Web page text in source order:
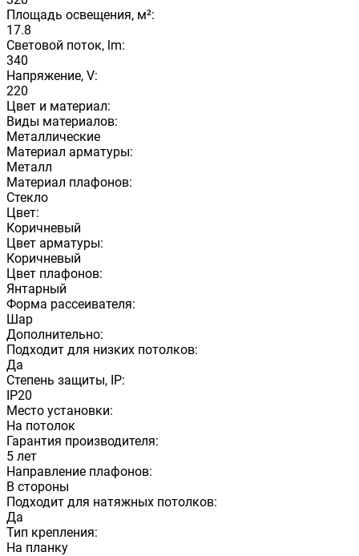
Площадь освещения, м²:
17.8
Световой поток, lm:
340
Напряжение, V:
220
Цвет и материал:
Виды материалов:
Металлические
Материал арматуры:
Металл
Материал плафонов:
Стекло
Цвет:
Коричневый
Цвет арматуры:
Коричневый
Цвет плафонов:
Янтарный
Форма рассеивателя:
Шар
Дополнительно:
Подходит для низких потолков:
Да
Степень защиты, IP:
IP20
Место установки:
На потолок
Гарантия производителя:
5 лет
Направление плафонов:
В стороны
Подходит для натяжных потолков:
Да
Тип крепления:
На планку